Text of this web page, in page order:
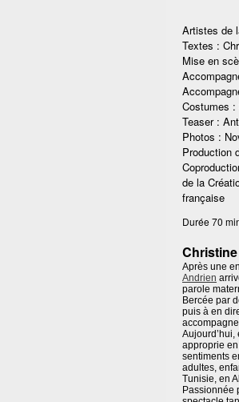
Artistes de
Textes :
Mise en
Costumes :
Teaser :
Photos :
Production
de la
française
Durée 70
Après une
Andrien
parole
Bercée par
puis à en
approprie
sentiments
adultes,
Tunisie, en
Passionnée